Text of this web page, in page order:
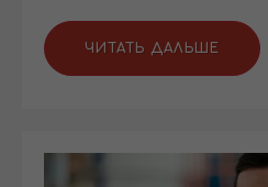
ЧИТАТЬ ДАЛЬШЕ